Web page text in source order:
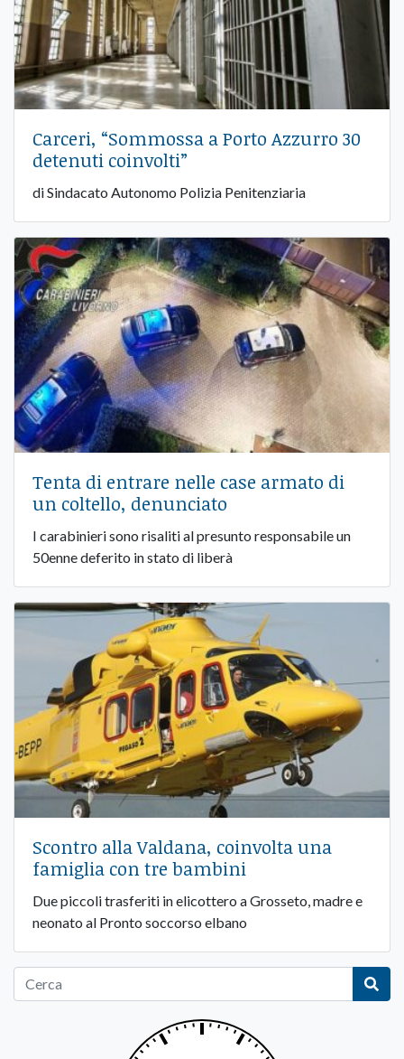
Carceri, “Sommossa a Porto Azzurro 30
detenuti coinvolti”
di Sindacato Autonomo Polizia Penitenziaria
Tenta di entrare nelle case armato di
un coltello, denunciato
I carabinieri sono risaliti al presunto responsabile un
50enne deferito in stato di liberà
Scontro alla Valdana, coinvolta una
famiglia con tre bambini
Due piccoli trasferiti in elicottero a Grosseto, madre e
neonato al Pronto soccorso elbano